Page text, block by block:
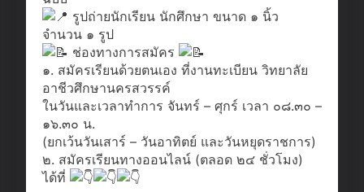
รูปถ่ายนักเรียน นักศึกษา ขนาด ๑ นิ้ว
จำนวน ๑ รูป
ช่องทางการสมัคร
๑. สมัครเรียนด้วยตนเอง ที่งานทะเบียน วิทยาลัย
อาชีวศึกษานครสวรรค์
ในวันและเวลาทำการ จันทร์ – ศุกร์ เวลา ๐๘.๓๐ –
๑๖.๓๐ น.
(ยกเว้นวันเสาร์ – วันอาทิตย์ และวันหยุดราชการ)
๒. สมัครเรียนทางออนไลน์ (ตลอด ๒๔ ชั่วโมง)
ได้ที่